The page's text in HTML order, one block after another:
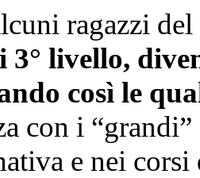
ragazzi
3° livello,
così le
con i
e nei